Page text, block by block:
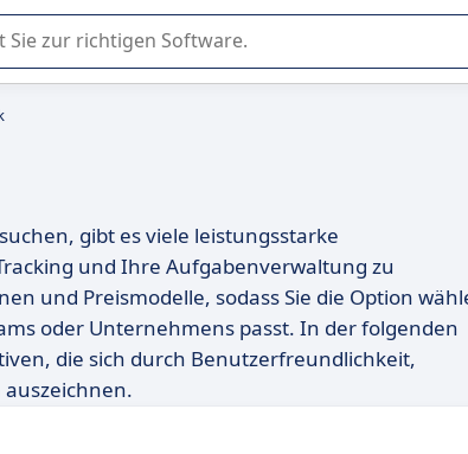
oder Auswahl von SaaS-Software in Unternehmen.
gibt es viele leistungsstarke
und Ihre Aufgabenverwaltung zu
und Preismodelle, sodass Sie die Option
oder Unternehmens passt. In der folgenden
die sich durch Benutzerfreundlichkeit,